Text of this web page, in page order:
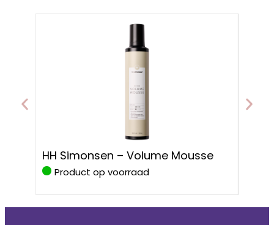
HH Simonsen – Volume Mousse
Product op voorraad